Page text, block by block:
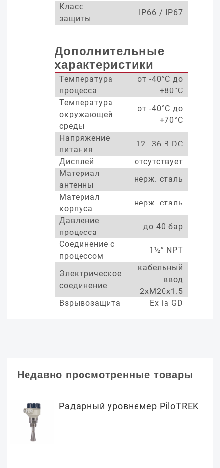
Класс
защиты
IP66 / IP67
Дополнительные
характеристики
Температура
процесса
от -40°С до
+80°С
Температура
окружающей
среды
от -40°С до
+70°С
Напряжение
питания
12…36 В DC
Дисплей
отсутствует
Материал
антенны
нерж. сталь
Материал
корпуса
нерж. сталь
Давление
процесса
до 40 бар
Соединение с
процессом
1½” NPT
Электрическое
соединение
кабельный
ввод
2xM20x1.5
Взрывозащита
Ex ia GD
Недавно просмотренные товары
Радарный уровнемер PiloTREK